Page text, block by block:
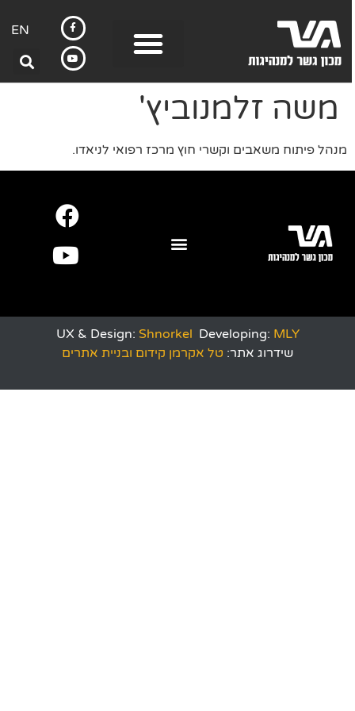
EN
משה זלמנוביץ'
מנהל פיתוח משאבים וקשרי חוץ מרכז רפואי לניאדו.
UX & Design:Shnorkel Developing:MLY
שידרוג אתר: טל אקרמן קידום ובניית אתרים